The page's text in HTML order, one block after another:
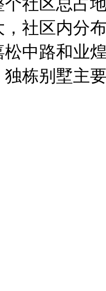
社区总占
社区内分
中路和业
栋别墅主